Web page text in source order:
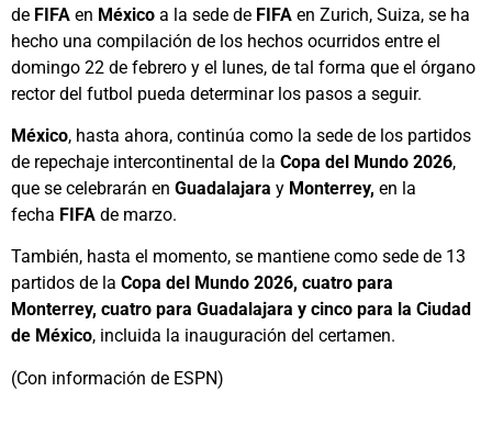
de FIFA en México a la sede de FIFA en Zurich, Suiza, se ha
hecho una compilación de los hechos ocurridos entre el
domingo 22 de febrero y el lunes, de tal forma que el órgano
rector del futbol pueda determinar los pasos a seguir.
México, hasta ahora, continúa como la sede de los partidos
de repechaje intercontinental de la Copa del Mundo 2026,
que se celebrarán en Guadalajara y Monterrey, en la
fecha FIFA de marzo.
También, hasta el momento, se mantiene como sede de 13
partidos de la Copa del Mundo 2026, cuatro para
Monterrey, cuatro para Guadalajara y cinco para la Ciudad
de México, incluida la inauguración del certamen.
(Con información de ESPN)